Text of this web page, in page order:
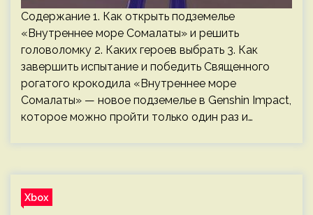
Содержание 1. Как открыть подземелье
«Внутреннее море Сомалаты» и решить
головоломку 2. Каких героев выбрать 3. Как
завершить испытание и победить Священного
рогатого крокодила «Внутреннее море
Сомалаты» — новое подземелье в Genshin Impact,
которое можно пройти только один раз и…
Xbox